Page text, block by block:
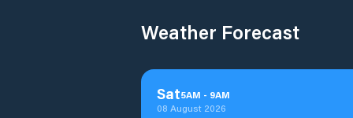
Weather Forecast
Sat5AM - 9AM
08 August 2026